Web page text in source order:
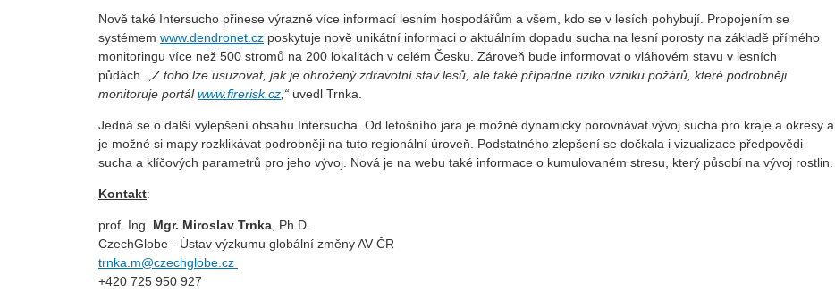
Nově také Intersucho přinese výrazně více informací lesním hospodářům a všem, kdo se v lesích pohybují. Propojením se
systémem www.dendronet.cz poskytuje nově unikátní informaci o aktuálním dopadu sucha na lesní porosty na základě přímého
monitoringu více než 500 stromů na 200 lokalitách v celém Česku. Zároveň bude informovat o vláhovém stavu v lesních
půdách. „Z toho lze usuzovat, jak je ohrožený zdravotní stav lesů, ale také případné riziko vzniku požárů, které podrobněji
monitoruje portálwww.firerisk.cz,“ uvedl Trnka.
Jedná se o další vylepšení obsahu Intersucha. Od letošního jara je možné dynamicky porovnávat vývoj sucha pro kraje a okresy a
je možné si mapy rozklikávat podrobněji na tuto regionální úroveň. Podstatného zlepšení se dočkala i vizualizace předpovědi
sucha a klíčových parametrů pro jeho vývoj. Nová je na webu také informace o kumulovaném stresu, který působí na vývoj rostlin.
Kontakt:
prof. Ing. Mgr. Miroslav Trnka, Ph.D.
CzechGlobe - Ústav výzkumu globální změny AV ČR
trnka.m@czechglobe.cz
+420 725 950 927